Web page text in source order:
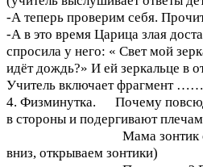
-А теперь проверим себя.
-А в это время Царица злая
спросила у него: « Свет мой
идёт дождь?» И ей зеркальце в
Учитель включает фрагмент
4. Физминутка. Почему
в стороны и подергивают
Мама зонтик свой
вниз, открываем зонтики)